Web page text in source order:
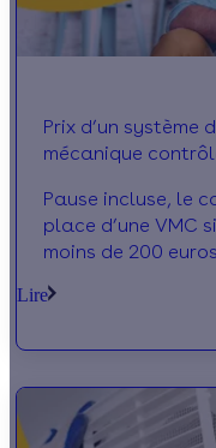
Prix d’un système
mécanique
Pause incluse, le
place d’une VMC
moins de 200
pour les modèles
Lire